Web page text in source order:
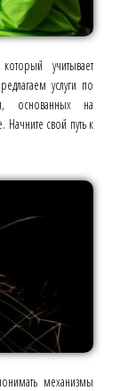
учитывает
услуги по
основанных на
Начните свой путь к
механизмы